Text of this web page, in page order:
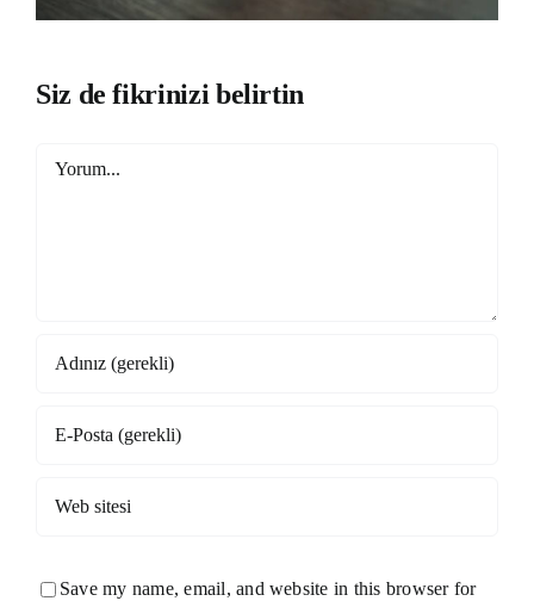
Siz de fikrinizi belirtin
Yorum
Save my name, email, and website in this browser for